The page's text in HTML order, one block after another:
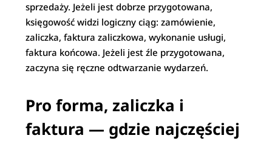
sprzedaży. Jeżeli jest dobrze przygotowana,
księgowość widzi logiczny ciąg: zamówienie,
zaliczka, faktura zaliczkowa, wykonanie usługi,
faktura końcowa. Jeżeli jest źle przygotowana,
zaczyna się ręczne odtwarzanie wydarzeń.
Pro forma, zaliczka i
faktura — gdzie najczęściej